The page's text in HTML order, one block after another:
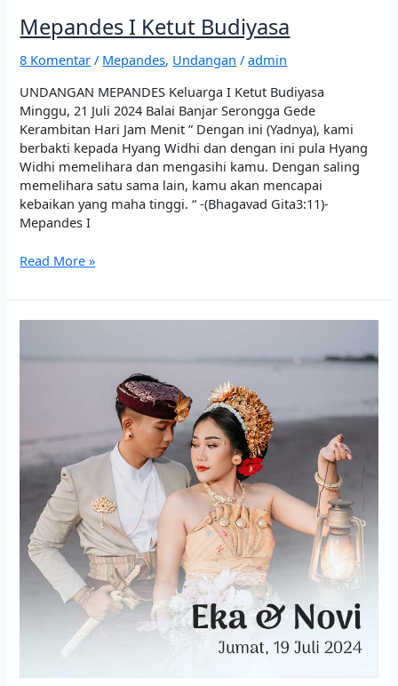
Mepandes I Ketut Budiyasa
8 Komentar / Mepandes, Undangan /admin
UNDANGAN MEPANDES Keluarga I Ketut Budiyasa
Minggu, 21 Juli 2024 Balai Banjar Serongga Gede
Kerambitan Hari Jam Menit ” Dengan ini (Yadnya), kami
berbakti kepada Hyang Widhi dan dengan ini pula Hyang
Widhi memelihara dan mengasihi kamu. Dengan saling
memelihara satu sama lain, kamu akan mencapai
kebaikan yang maha tinggi. “ -(Bhagavad Gita3:11)-
Mepandes I
Read More »
Novi